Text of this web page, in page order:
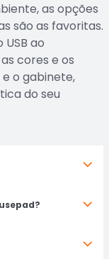
as opções
são as favoritas.
ao
cores e os
o gabinete,
do seu
e um excelente
uma superfície
em que você
a melhor precisão